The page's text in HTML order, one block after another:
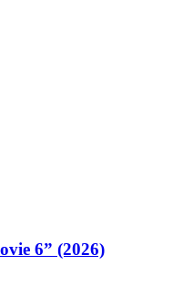
6” (2026)